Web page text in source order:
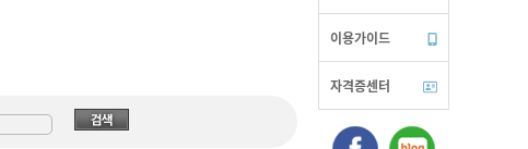
이용가이드
자격증센터